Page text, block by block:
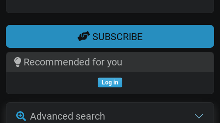
SUBSCRIBE
Recommended for you
Log in
Advanced search